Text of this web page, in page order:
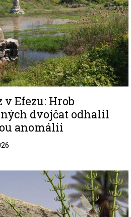
Efezu: Hrob
dvojčat odhalil
anomálii